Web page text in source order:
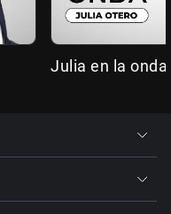
Julia en la onda